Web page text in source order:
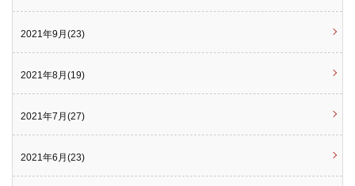
2021年9月(23)
2021年8月(19)
2021年7月(27)
2021年6月(23)